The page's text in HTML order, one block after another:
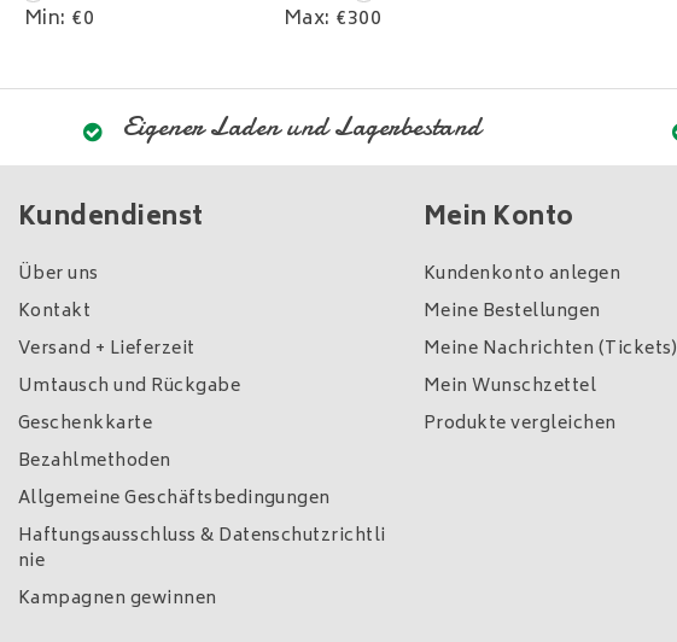
Min: €0 Max: €300
Eigener Laden und Lagerbestand
Kundendienst
Über uns
Kontakt
Versand + Lieferzeit
Umtausch und Rückgabe
Geschenkkarte
Bezahlmethoden
Allgemeine Geschäftsbedingungen
Haftungsausschluss & Datenschutzrichtli
nie
Kampagnen gewinnen
Mein Konto
Kundenkonto anlegen
Meine Bestellungen
Meine Nachrichten (Tickets)
Mein Wunschzettel
Produkte vergleichen